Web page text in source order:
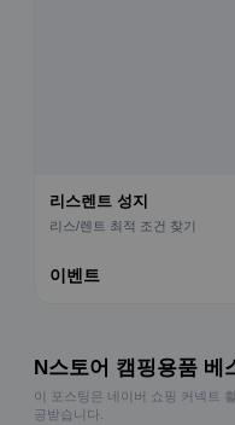
리스렌트 성지
리스/렌트 최적 조건 찾기
이벤트
N스토어 캠핑용품 베
이 포스팅은 네이버 쇼핑 커넥트
공받습니다.